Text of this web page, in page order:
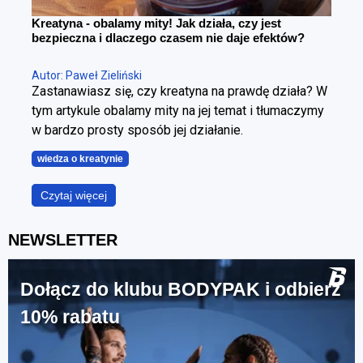
Kreatyna - obalamy mity! Jak działa, czy jest
bezpieczna i dlaczego czasem nie daje efektów?
Autor: Paweł Zieliński
Zastanawiasz się, czy kreatyna na prawdę działa? W
tym artykule obalamy mity na jej temat i tłumaczymy
w bardzo prosty sposób jej działanie.
wiedza o kreatynie
Czytaj więcej
NEWSLETTER
Dołącz do klubu BODYPAK i odbierz
10% rabatu